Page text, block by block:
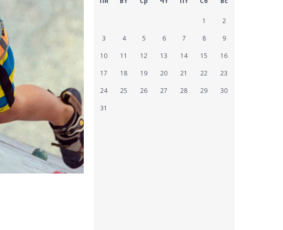
1
2
3
4 5 6 7 8
9
10
11 12 13 14 15
16
17
18 19 20 21 22
23
24
25 26 27 28 29
30
31